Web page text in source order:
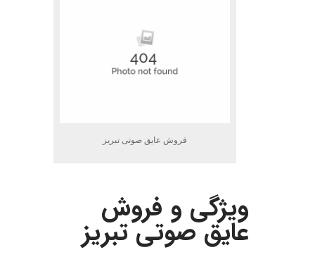
فروش عایق صوتی تبریز
ویژگی و فروش
عایق صوتی تبریز